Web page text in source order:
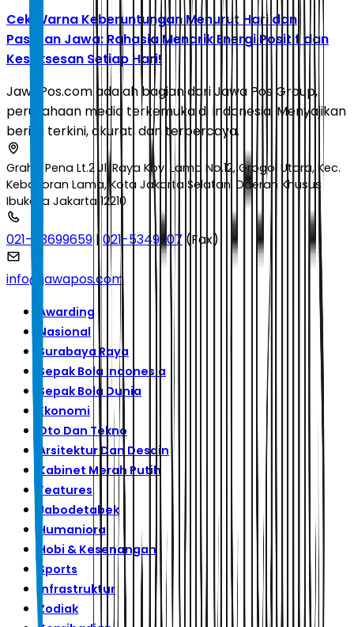
Cek Warna Keberuntungan Menurut Hari dan
Pasaran Jawa: Rahasia Menarik Energi Positif dan
Kesuksesan Setiap Hari!
JawaPos.com adalah bagian dari Jawa Pos Group,
perusahaan media terkemuka di Indonesia. Menyajikan
berita terkini, akurat, dan terpercaya.
Graha Pena Lt.2 Jl. Raya Kby. Lama No.12, Grogol Utara, Kec.
Kebayoran Lama, Kota Jakarta Selatan, Daerah Khusus
Ibukota Jakarta 12210
021-53699659 | 021-5349207 (Fax)
info@jawapos.com
Awarding
Nasional
Surabaya Raya
Sepak Bola Indonesia
Sepak Bola Dunia
Ekonomi
Oto Dan Tekno
Arsitektur Dan Desain
Kabinet Merah Putih
Features
Jabodetabek
Humaniora
Hobi & Kesenangan
Sports
Infrastruktur
Zodiak